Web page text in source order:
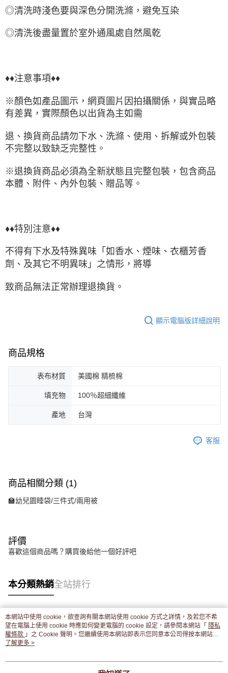
◎清洗時淺色要與深色分開洗滌，避免互染
◎清洗後盡量置於室外通風處自然風乾
♦♦注意事項♦♦
※顏色如產品圖示，網頁圖片因拍攝關係，與實品略
有差異，實際顏色以出貨為主如需
退、換貨商品請勿下水、洗滌、使用、拆解或外包裝
不完整以致缺乏完整性。
※退換貨商品必須為全新狀態且完整包裝，包含商品
本體、附件、內外包裝、贈品等。
♦♦特別注意♦♦
不得有下水及特殊異味「如香水、煙味、衣櫃芳香
劑、及其它不明異味」之情形，將導
致商品無法正常辦理退換貨。
顯示電腦版詳細說明
商品規格
表布材質 美國棉 精梳棉
填充物 100％超細纖維
產地 台灣
客服
商品相關分類 (1)
🏫幼兒園睡袋/三件式/兩用被
評價
喜歡這個商品嗎？購買後給他一個好評吧
本分類熱銷全站排行
熱門標籤
本網站中使用 cookie，欲查詢有關本網站使用 cookie 方式之詳情，及若您不希
望在電腦上使用 cookie 時應如何變更電腦的 cookie 設定，請參閱本網站「 隱私
權條款 」之 Cookie 聲明。您繼續使用本網站即表示您同意本公司得按本網站使
用條款之 Cookie 聲明使用 cookie。
了解更多 >